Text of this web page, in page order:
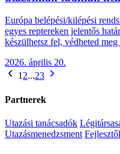
Európa belépési/kilépési
egyes reptereken jelentős
készülhetsz fel, védheted
2026. április 20.
1 2...23
Partnerek
Utazási tanácsadók
Utazásmenedzsment